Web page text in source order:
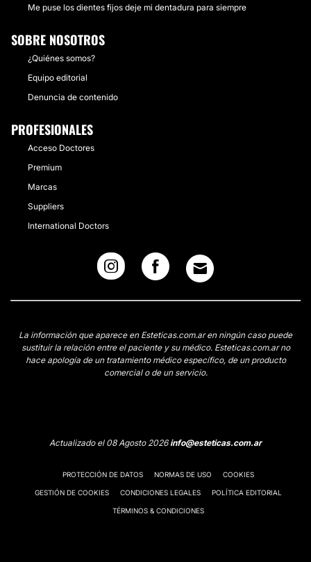
Me puse los dientes fijos deje mi dentadura para siempre
SOBRE NOSOTROS
¿Quiénes somos?
Equipo editorial
Denuncia de contenido
PROFESIONALES
Acceso Doctores
Premium
Marcas
Suppliers
International Doctors
La información que aparece en Esteticas.com.ar en ningún caso puede
sustituir la relación entre el paciente y su médico. Esteticas.com.ar no
hace apología de un tratamiento médico específico, de un producto
comercial o de un servicio.
Actualizado el 08 Agosto 2026info@esteticas.com.ar
PROTECCIÓN DE DATOS NORMAS DE USO COOKIES
GESTIÓN DE COOKIES CONDICIONES LEGALES POLÍTICA EDITORIAL
TÉRMINOS & CONDICIONES